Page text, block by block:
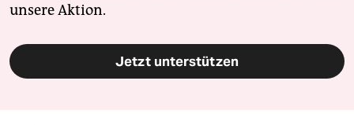
unsere Aktion.
Jetzt unterstützen